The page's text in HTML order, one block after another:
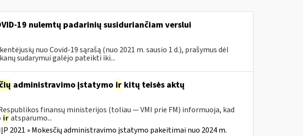
19 nulemtų padarinių susiduriančiam verslui
nuo Covid-19 sąrašą (nuo 2021 m. sausio 1 d.), prašymus dėl
sudarymui galėjo pateikti iki...
administravimo įstatymo irkitų teisės aktų
finansų ministerijos (toliau — VMI prie FM) informuoja, kad
ir atsparumo...
2021 » Mokesčių administravimo įstatymo pakeitimai nuo 2024 m.